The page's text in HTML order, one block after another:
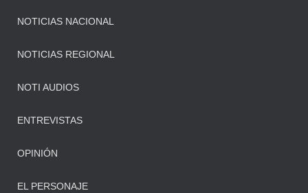
NOTICIAS NACIONAL
NOTICIAS REGIONAL
NOTI AUDIOS
ENTREVISTAS
OPINIÓN
EL PERSONAJE